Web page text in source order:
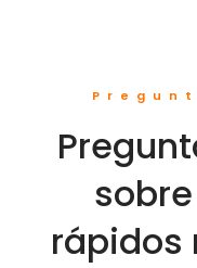
rápidos